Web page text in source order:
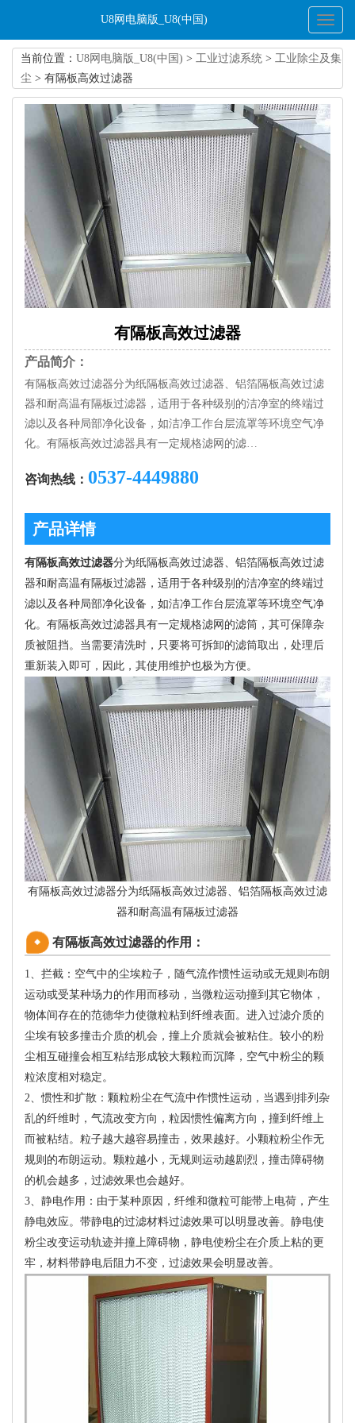
Toggle
U8网电脑版_U8(中国)
当前位置： U8网电脑版_U8(中国) > 工业过滤系统 > 工业除尘及集
尘 > 有隔板高效过滤器
有隔板高效过滤器
产品简介：
有隔板高效过滤器分为纸隔板高效过滤器、铝箔隔板高效过滤
器和耐高温有隔板过滤器，适用于各种级别的洁净室的终端过
滤以及各种局部净化设备，如洁净工作台层流罩等环境空气净
化。有隔板高效过滤器具有一定规格滤网的滤…
咨询热线： 0537-4449880
产品详情
有隔板高效过滤器分为纸隔板高效过滤器、铝箔隔板高效过滤
器和耐高温有隔板过滤器，适用于各种级别的洁净室的终端过
滤以及各种局部净化设备，如洁净工作台层流罩等环境空气净
化。有隔板高效过滤器具有一定规格滤网的滤筒，其可保障杂
质被阻挡。当需要清洗时，只要将可拆卸的滤筒取出，处理后
重新装入即可，因此，其使用维护也极为方便。
有隔板高效过滤器分为纸隔板高效过滤器、铝箔隔板高效过滤
器和耐高温有隔板过滤器
有隔板高效过滤器的作用：
1、拦截：空气中的尘埃粒子，随气流作惯性运动或无规则布朗
运动或受某种场力的作用而移动，当微粒运动撞到其它物体，
物体间存在的范德华力使微粒粘到纤维表面。进入过滤介质的
尘埃有较多撞击介质的机会，撞上介质就会被粘住。较小的粉
尘相互碰撞会相互粘结形成较大颗粒而沉降，空气中粉尘的颗
粒浓度相对稳定。
2、惯性和扩散：颗粒粉尘在气流中作惯性运动，当遇到排列杂
乱的纤维时，气流改变方向，粒因惯性偏离方向，撞到纤维上
而被粘结。粒子越大越容易撞击，效果越好。小颗粒粉尘作无
规则的布朗运动。颗粒越小，无规则运动越剧烈，撞击障碍物
的机会越多，过滤效果也会越好。
3、静电作用：由于某种原因，纤维和微粒可能带上电荷，产生
静电效应。带静电的过滤材料过滤效果可以明显改善。静电使
粉尘改变运动轨迹并撞上障碍物，静电使粉尘在介质上粘的更
牢，材料带静电后阻力不变，过滤效果会明显改善。